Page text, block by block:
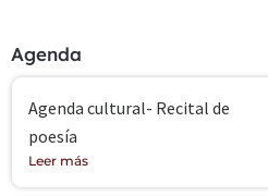
Agenda
Agenda cultural- Recital de
poesía
Leer más